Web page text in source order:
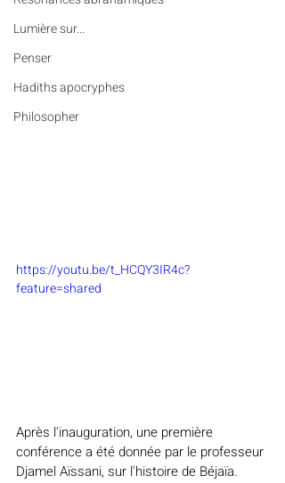
Lumière sur...
Penser
Hadiths apocryphes
Philosopher
https://youtu.be/t_HCQY3IR4c?
feature=shared
Après l'inauguration, une première
conférence a été donnée par le professeur
Djamel Aïssani, sur l'histoire de Béjaïa.